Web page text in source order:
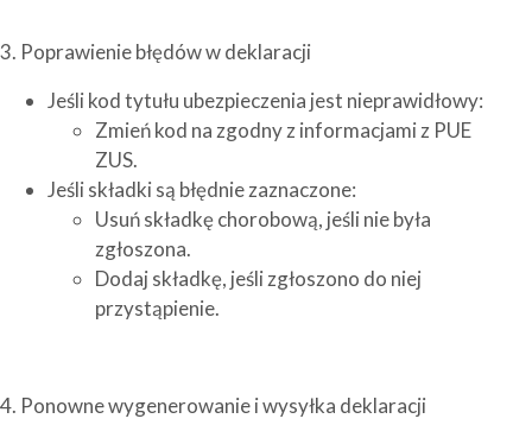
3. Poprawienie błędów w deklaracji
Jeśli kod tytułu ubezpieczenia jest nieprawidłowy:
Zmień kod na zgodny z informacjami z PUE
ZUS.
Jeśli składki są błędnie zaznaczone:
Usuń składkę chorobową, jeśli nie była
zgłoszona.
Dodaj składkę, jeśli zgłoszono do niej
przystąpienie.
4. Ponowne wygenerowanie i wysyłka deklaracji